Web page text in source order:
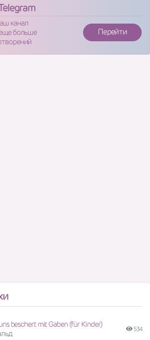
канал
больше
Перейти
beschert mit Gaben (für Kinder)
534